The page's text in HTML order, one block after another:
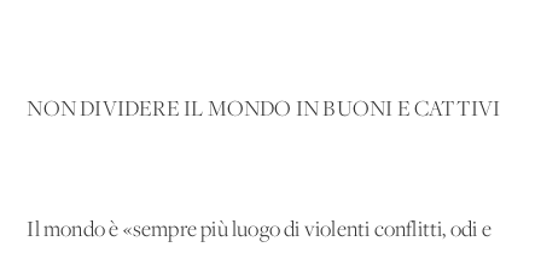
NON DIVIDERE IL MONDO IN BUONI E CATTIVI
Il mondo è «sempre più luogo di violenti conflitti, odi e